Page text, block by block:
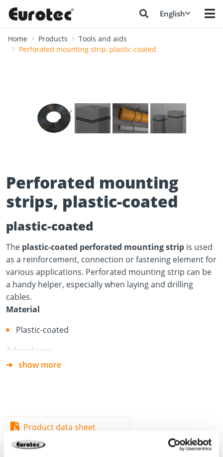
English
Home Products
Tools and aids
Perforated mounting strip, plastic-coated
Perforated mounting
strips, plastic-coated
plastic-coated
The plastic-coated perforated mounting strip is used
as a reinforcement, connection or fastening element for
various applications. Perforated mounting strip can be
a handy helper, especially when laying and drilling
cables.
Material
Plastic-coated
Advantages
Wide range of applications
straightforward handling
show more
Product data sheet